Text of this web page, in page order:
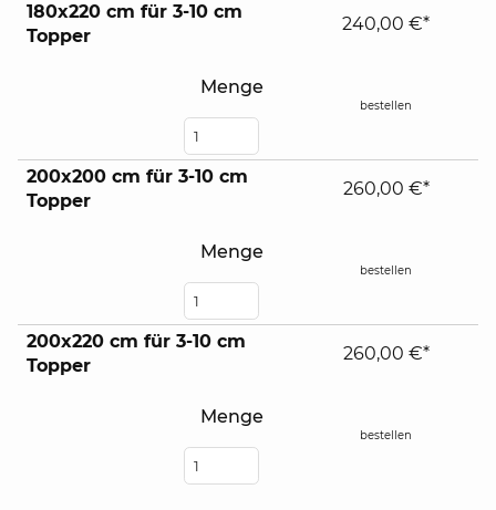
180x220 cm für 3-10 cm
Topper
Menge
240,00 €*
bestellen
200x200 cm für 3-10 cm
Topper
Menge
260,00 €*
bestellen
200x220 cm für 3-10 cm
Topper
Menge
260,00 €*
bestellen